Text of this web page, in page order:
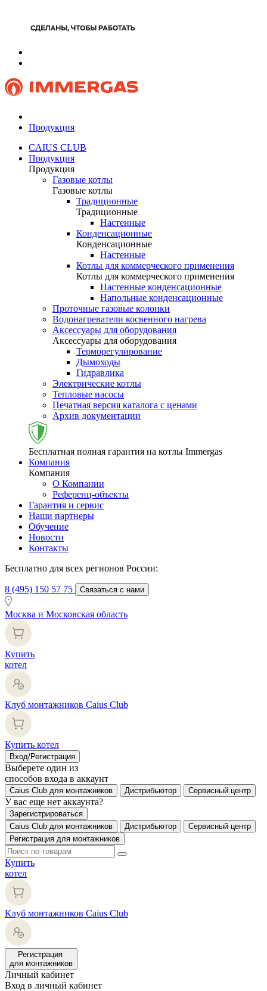
Продукция
CAIUS CLUB
Продукция
Продукция
Газовые котлы
Газовые котлы
Традиционные
Традиционные
Настенные
Конденсационные
Конденсационные
Настенные
Котлы для коммерческого применения
Котлы для коммерческого применения
Настенные конденсационные
Напольные конденсационные
Проточные газовые колонки
Водонагреватели косвенного нагрева
Аксессуары для оборудования
Аксессуары для оборудования
Терморегулирование
Дымоходы
Гидравлика
Электрические котлы
Тепловые насосы
Печатная версия каталога с ценами
Архив документации
Бесплатная полная гарантия на котлы Immergas
Компания
Компания
О Компании
Референц-объекты
Гарантия и сервис
Наши партнеры
Обучение
Новости
Контакты
Бесплатно для всех регионов России:
8 (495) 150 57 75 Связаться с нами
Москва и Московская область
Купить
котел
Клуб монтажников Caius Club
Купить котел
Вход/Регистрация
Выберете один из
способов входа в аккаунт
Caius Club для монтажников Дистрибьютор Сервисный центр
У вас еще нет аккаунта?
Зарегистрироваться
Caius Club для монтажников
Дистрибьютор
Сервисный центр
Регистрация для монтажников
Купить
котел
Клуб монтажников Caius Club
Регистрация
для монтажников
Личный кабинет
Вход в личный кабинет